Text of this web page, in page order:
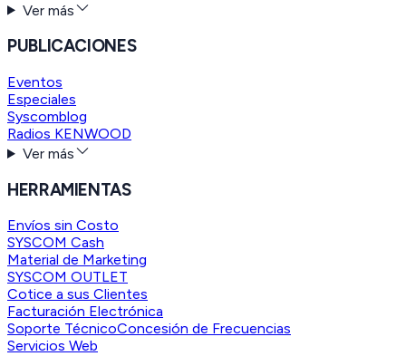
Ver más
PUBLICACIONES
Eventos
Especiales
Syscomblog
Radios KENWOOD
Ver más
HERRAMIENTAS
Envíos sin Costo
SYSCOM Cash
Material de Marketing
SYSCOM OUTLET
Cotice a sus Clientes
Facturación Electrónica
Soporte TécnicoConcesión de Frecuencias
Servicios Web